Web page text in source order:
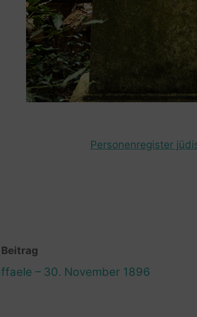
Personenregister
– 30. November 1896